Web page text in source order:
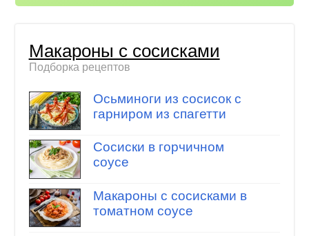
Макароны с сосисками
Подборка рецептов
Осьминоги из сосисок с
гарниром из спагетти
Сосиски в горчичном
соусе
Макароны с сосисками в
томатном соусе